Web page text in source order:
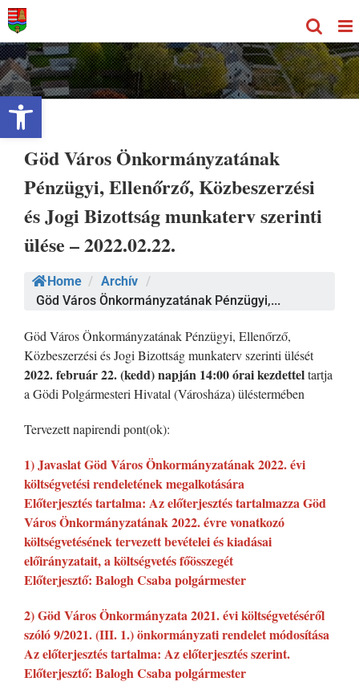
Eszköztár megnyitása
Kihagyás
Göd Város Önkormányzatának
Pénzügyi, Ellenőrző, Közbeszerzési
és Jogi Bizottság munkaterv szerinti
ülése – 2022.02.22.
Home / Archív /
Göd Város Önkormányzatának Pénzügyi,...
Göd Város Önkormányzatának Pénzügyi, Ellenőrző,
Közbeszerzési és Jogi Bizottság munkaterv szerinti ülését
2022. február 22. (kedd) napján 14:00 órai kezdetteltartja
a Gödi Polgármesteri Hivatal (Városháza) üléstermében
Tervezett napirendi pont(ok):
1) Javaslat Göd Város Önkormányzatának 2022. évi
költségvetési rendeletének megalkotására
Előterjesztés tartalma: Az előterjesztés tartalmazza Göd
Város Önkormányzatának 2022. évre vonatkozó
költségvetésének tervezett bevételei és kiadásai
előirányzatait, a költségvetés főösszegét
Előterjesztő: Balogh Csaba polgármester
2) Göd Város Önkormányzata 2021. évi költségvetéséről
szóló 9/2021. (III. 1.) önkormányzati rendelet módosítása
Az előterjesztés tartalma: Az előterjesztés szerint.
Előterjesztő: Balogh Csaba polgármester